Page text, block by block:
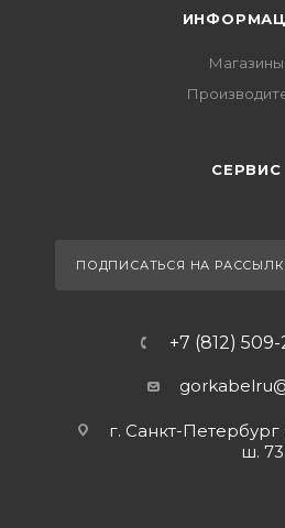
Магазины
СЕРВИС
ПОДПИСАТЬСЯ НА
+7 (812)
gorkabelru
г. Санкт-
ш. 73